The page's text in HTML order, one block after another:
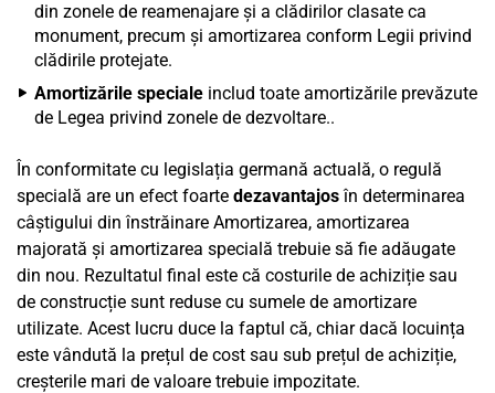
din zonele de reamenajare și a clădirilor clasate ca
monument, precum și amortizarea conform Legii privind
clădirile protejate.
Amortizările speciale includ toate amortizările prevăzute
de Legea privind zonele de dezvoltare..
În conformitate cu legislația germană actuală, o regulă
specială are un efect foarte dezavantajosîn determinarea
câștigului din înstrăinare Amortizarea, amortizarea
majorată și amortizarea specială trebuie să fie adăugate
din nou. Rezultatul final este că costurile de achiziție sau
de construcție sunt reduse cu sumele de amortizare
utilizate. Acest lucru duce la faptul că, chiar dacă locuința
este vândută la prețul de cost sau sub prețul de achiziție,
creșterile mari de valoare trebuie impozitate.